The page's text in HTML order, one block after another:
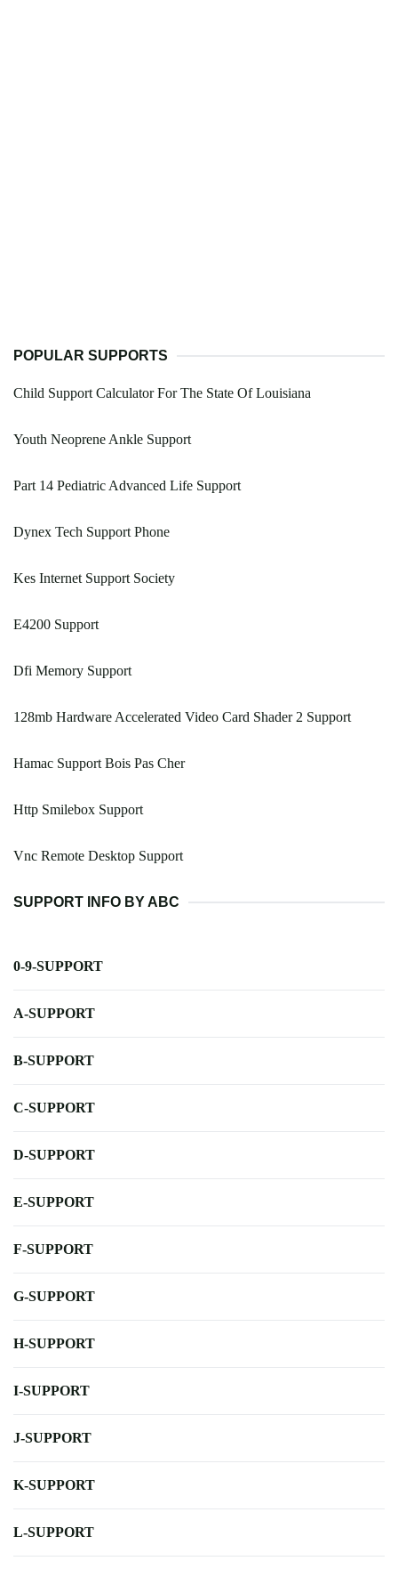
POPULAR SUPPORTS
Child Support Calculator For The State Of Louisiana
Youth Neoprene Ankle Support
Part 14 Pediatric Advanced Life Support
Dynex Tech Support Phone
Kes Internet Support Society
E4200 Support
Dfi Memory Support
128mb Hardware Accelerated Video Card Shader 2 Support
Hamac Support Bois Pas Cher
Http Smilebox Support
Vnc Remote Desktop Support
SUPPORT INFO BY ABC
0-9-SUPPORT
A-SUPPORT
B-SUPPORT
C-SUPPORT
D-SUPPORT
E-SUPPORT
F-SUPPORT
G-SUPPORT
H-SUPPORT
I-SUPPORT
J-SUPPORT
K-SUPPORT
L-SUPPORT